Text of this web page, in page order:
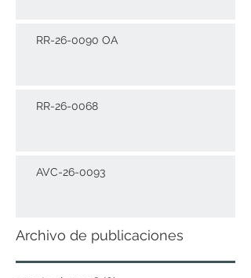
RR-26-0090 OA
RR-26-0068
AVC-26-0093
Archivo de publicaciones